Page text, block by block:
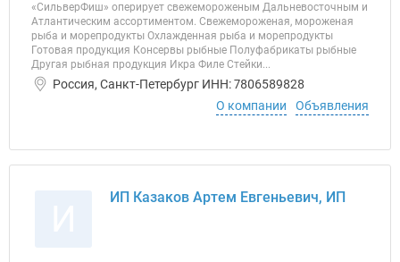
«СильверФиш» оперирует свежемороженым Дальневосточным и
Атлантическим ассортиментом. Свежемороженая, мороженая
рыба и морепродукты Охлажденная рыба и морепродукты
Готовая продукция Консервы рыбные Полуфабрикаты рыбные
Другая рыбная продукция Икра Филе Стейки...
Россия, Санкт-Петербург ИНН: 7806589828
О компании
Объявления
ИП Казаков Артем Евгеньевич, ИП